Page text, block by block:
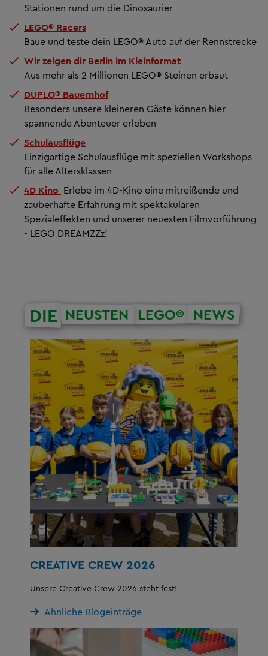
Stationen rund um die Dinosaurier
LEGO® Racers
Baue und teste dein LEGO® Auto auf der Rennstrecke
Wir zeigen dir Berlin im Kleinformat
Aus mehr als 2 Millionen LEGO® Steinen erbaut
DUPLO® Bauernhof
Besonders unsere kleineren Gäste können hier
spannende Abenteuer erleben
Schulausflüge
Einzigartige Schulausflüge mit speziellen Workshops
für alle Altersklassen
4D Kino Erlebe im 4D-Kino eine mitreißende und
zauberhafte Erfahrung mit spektakulären
Spezialeffekten und unserer neuesten Filmvorführung
- LEGO DREAMZZz!
DIE NEUSTEN LEGO® NEWS
CREATIVE CREW 2026
Unsere Creative Crew 2026 steht fest!
Ähnliche Blogeinträge